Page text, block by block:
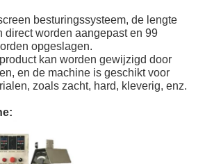
besturingssysteem, de lengte
direct worden aangepast en 99
opgeslagen.
kan worden gewijzigd door
en de machine is geschikt voor
zoals zacht, hard, kleverig, enz.